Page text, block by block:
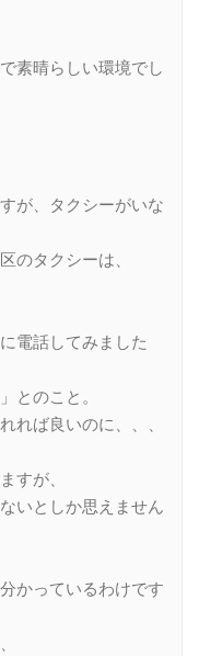
素晴らしい環境でし
が、タクシーがいな
のタクシーは、
電話してみました
とのこと。
れば良いのに、、、
すが、
いとしか思えません
かっているわけです